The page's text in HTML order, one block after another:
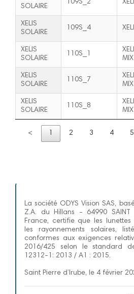
SOLAIRE
109S_2
XELIS
SOLAIRE
109S_4
XELIS
SOLAIRE
110S_1
XELIS
SOLAIRE
110S_7
XELIS
SOLAIRE
110S_8
< 1 2 3 4 5
La société ODYS Vision SAS,
Z.A. du Hillans - 64990 SAINT
France, certifie que les
les rayonnements solaires,
conformes aux exigences
2016/425 selon le standard
12312-1: 2013 / A1 : 2015.
Saint Pierre d’Irube, le 4 février